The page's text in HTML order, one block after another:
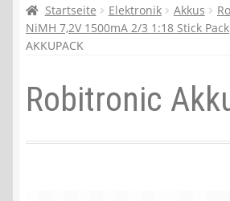
Kasse
Mein Konto
Recycling, Entsorgung und
Shop
Startseite Elektronik Akkus
NiMH 7,2V 1500mA 2/3 1:18 Stick Pack
AKKUPACK
Robitronic